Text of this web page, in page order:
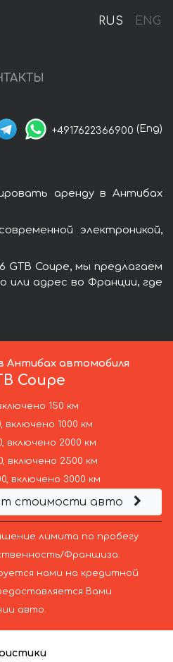
RUS ENG
+4917622366900 (Eng)
аренду в Антибах
электроникой,
Coupe, мы предлагаем
или адрес во Франции, где
автомобиля
Coupe
150 км
включено 1000 км
включено 2000 км
включено 2500 км
включено 3000 км
стоимости авто
лимита по пробегу
Франшиза.
нами на кредитной
Вами
авто.